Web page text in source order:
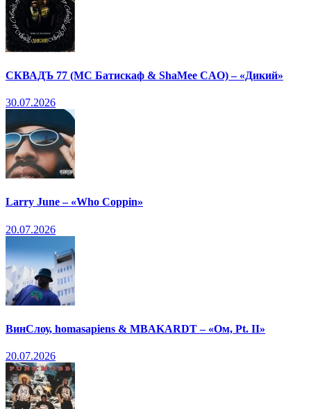
СКВАДЪ 77 (МС Батискаф & ShaMee CAO) – «Дикий»
30.07.2026
Larry June – «Who Coppin»
20.07.2026
ВинСлоу, homasapiens & MBAKARDT – «Ом, Pt. II»
20.07.2026